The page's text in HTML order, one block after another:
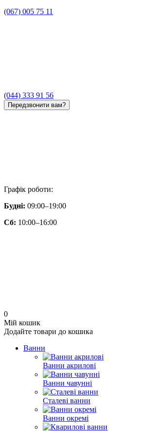
(067) 005 75 11
(044) 333 91 56
Передзвонити вам?
Графік роботи:
Будні: 09:00–19:00
Сб: 10:00–16:00
0
Мій кошик
Додайте товари до кошика
Ванни
Ванни акрилові
Ванни чавунні
Сталеві ванни
Ванни окремі